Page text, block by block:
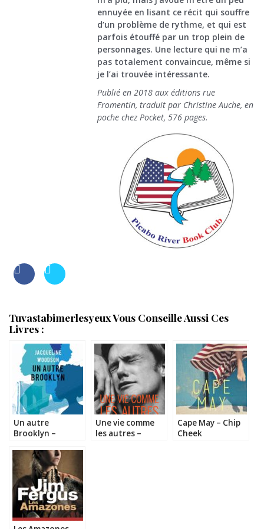
ennuyée en lisant ce récit qui souffre
d’un problème de rythme, et qui est
parfois étouffé par un trop plein de
personnages. Une lecture qui ne m’a
pas totalement convaincue, même si
je l’ai trouvée intéressante.
Publié en 2018 aux éditions rue
Fromentin, traduit par Christine Auche, en
poche chez Pocket, 576 pages.
Tuvastabimerlesyeux Vous Conseille Aussi Ces
Livres :
Un autre
Brooklyn –
Woodson
Une vie comme
les autres –
Cape May – Chip
Cheek